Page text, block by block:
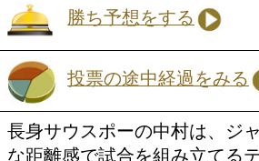
チャヤーティ